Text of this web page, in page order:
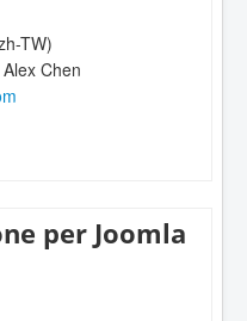
TW)
Alex Chen
per Joomla